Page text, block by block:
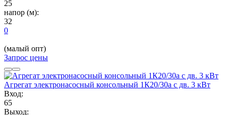
25
напор (м):
32
0
(малый опт)
Запрос цены
Агрегат электронасосный консольный 1К20/30а с дв. 3 кВт
Вход:
65
Выход: